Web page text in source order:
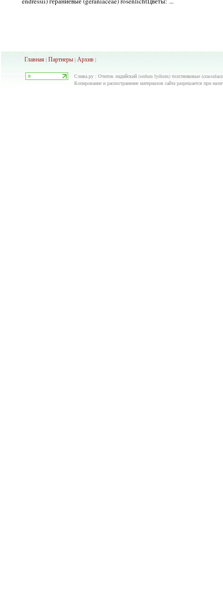
Главная| Партнеры| Архив|
Слива.ру : Очиток лидийский (sedum lydium) толстянковые
Копирование и распостранение материалов сайта разрешается при